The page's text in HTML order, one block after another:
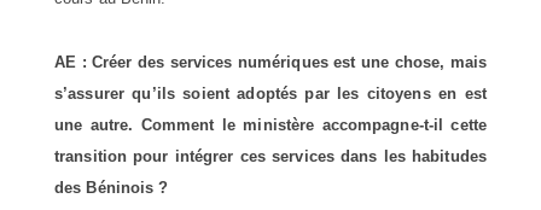
AE : Créer des services numériques est une chose, mais
s’assurer qu’ils soient adoptés par les citoyens en est
une autre. Comment le ministère accompagne-t-il cette
transition pour intégrer ces services dans les habitudes
des Béninois ?